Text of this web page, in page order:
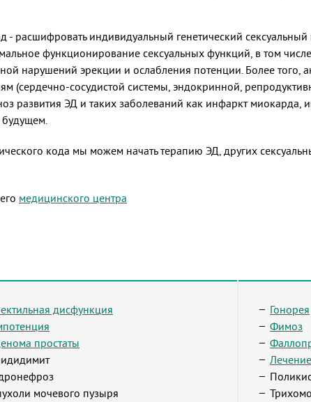
индивидуальный генетический сексуальный
функционирование сексуальных функций, в том
нарушений эрекции и ослабления потенции. Более того,
(сердечно-сосудистой системы, эндокринной,
развития ЭД и таких заболеваний как инфаркт миокарда,
кода мы можем начать терапию ЭД, других
медицинского центра
дисфункция
простаты
мочевого пузыря
Гонорея
Фимоз